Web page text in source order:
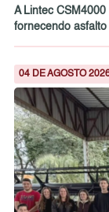
A Lintec
fornecendo
04 DE AGOSTO